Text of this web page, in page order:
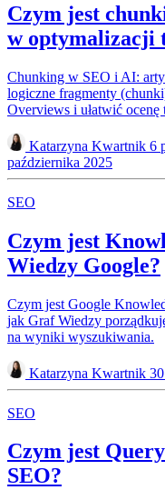
Czym jest
w optymalizacji
Chunking w SEO i AI:
logiczne fragmenty
Overviews i ułatwić ocenę
Katarzyna Kwartnik 6
października 2025
SEO
Czym jest
Wiedzy Google?
Czym jest Google
jak Graf Wiedzy
na wyniki wyszukiwania.
Katarzyna Kwartnik
SEO
Czym jest
SEO?